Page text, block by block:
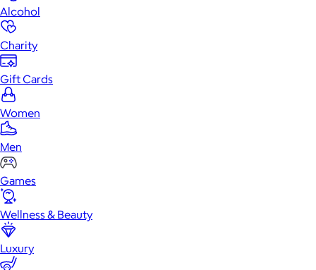
Alcohol
Charity
Gift Cards
Women
Men
Games
Wellness & Beauty
Luxury